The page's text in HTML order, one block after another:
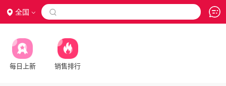
全国 
每日上新 销售排行